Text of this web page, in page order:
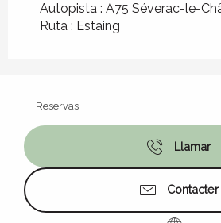
Autopista : A75 Séverac-le-
Ruta : Estaing
Reservas
Llamar
Contacter